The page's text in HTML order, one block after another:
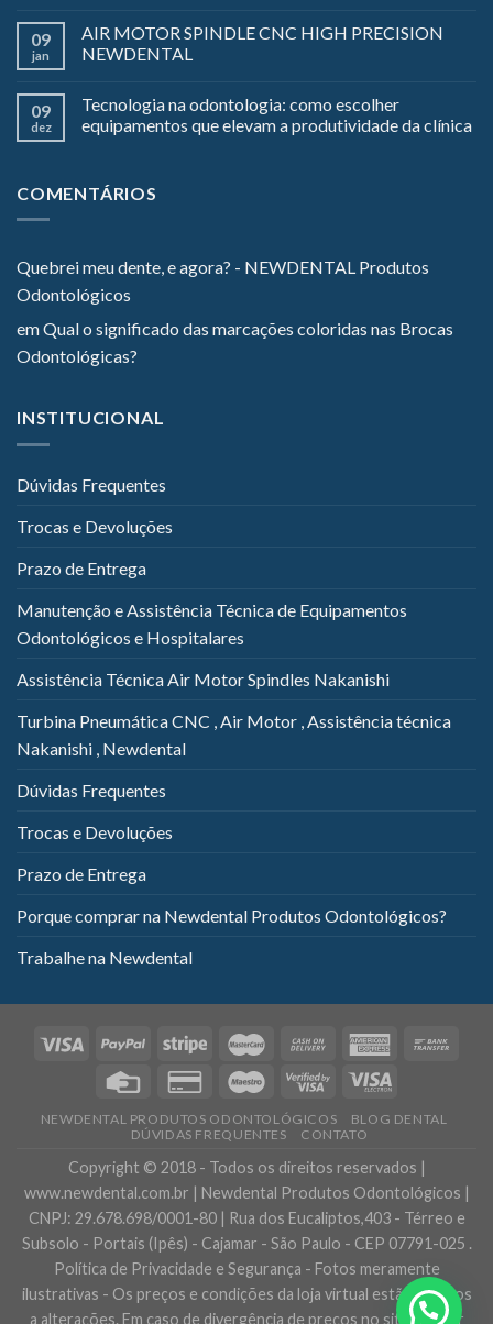
09
jan
AIR MOTOR SPINDLE CNC HIGH PRECISION
NEWDENTAL
09
dez
Tecnologia na odontologia: como escolher
equipamentos que elevam a produtividade da clínica
COMENTÁRIOS
Quebrei meu dente, e agora? - NEWDENTAL Produtos
Odontológicos
emQual o significado das marcações coloridas nas Brocas
Odontológicas?
INSTITUCIONAL
Dúvidas Frequentes
Trocas e Devoluções
Prazo de Entrega
Manutenção e Assistência Técnica de Equipamentos
Odontológicos e Hospitalares
Assistência Técnica Air Motor Spindles Nakanishi
Turbina Pneumática CNC , Air Motor , Assistência técnica
Nakanishi , Newdental
Dúvidas Frequentes
Trocas e Devoluções
Prazo de Entrega
Porque comprar na Newdental Produtos Odontológicos?
Trabalhe na Newdental
NEWDENTAL PRODUTOS ODONTOLÓGICOS
BLOG DENTAL
DÚVIDAS FREQUENTES
CONTATO
Copyright © 2018 - Todos os direitos reservados |
www.newdental.com.br | Newdental Produtos Odontológicos |
CNPJ: 29.678.698/0001-80 | Rua dos Eucaliptos,403 - Térreo e
Subsolo - Portais (Ipês) - Cajamar - São Paulo - CEP 07791-025 .
Política de Privacidade e Segurança - Fotos meramente
ilustrativas - Os preços e condições da loja virtual estão sujeitos
a alterações. Em caso de divergência de preços no site, o valor